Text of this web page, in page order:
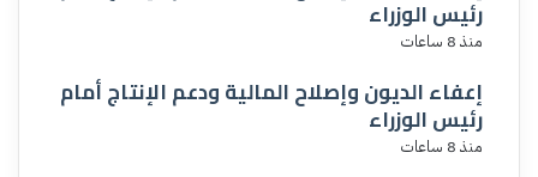
رئيس الوزراء
منذ 8 ساعات
إعفاء الديون وإصلاح المالية ودعم الإنتاج أمام
رئيس الوزراء
منذ 8 ساعات